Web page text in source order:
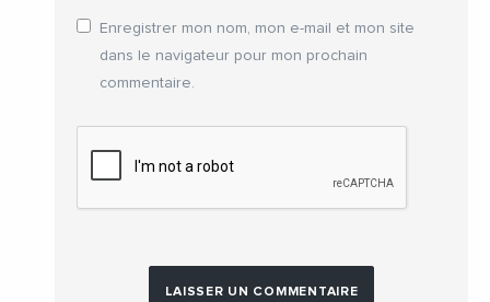
Enregistrer mon nom, mon e-mail et mon site
dans le navigateur pour mon prochain
commentaire.